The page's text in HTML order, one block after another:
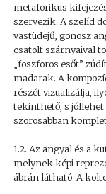
metaforikus
szervezik. A szelíd
vastüdejű, gonosz
csatolt szárnyaival
„foszforos esőt”
madarak. A
részét vizualizálja,
tekinthető, s
szorosabban
1.2. Az angyal és a
melynek képi
ábrán látható. A